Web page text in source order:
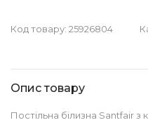
Код товару: 25926804
Опис товару
Постільна білизна Santfair з